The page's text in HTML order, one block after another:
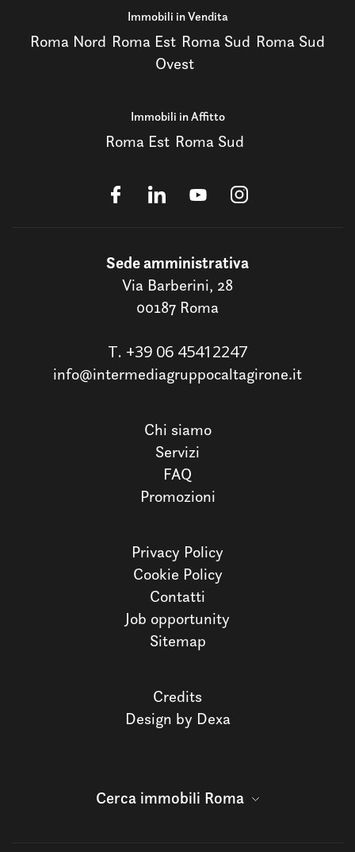
Immobili in Vendita
Roma Nord Roma Est Roma Sud Roma Sud
Ovest
Immobili in Affitto
Roma Est Roma Sud
Sede amministrativa
Via Barberini, 28
00187 Roma
T. +39 06 45412247
info@intermediagruppocaltagirone.it
Chi siamo
Servizi
FAQ
Promozioni
Privacy Policy
Cookie Policy
Contatti
Job opportunity
Sitemap
Credits
Design by Dexa
Cerca immobili Roma